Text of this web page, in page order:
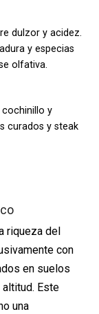
dulzor y acidez.
y especias
olfativa.
y
curados y steak
riqueza del
con
en suelos
Este
una